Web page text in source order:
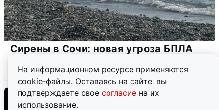
На информационном ресурсе применяются
cookie-файлы. Оставаясь на сайте, вы
подтверждаете свое согласие на их
использование.
Сирены в Сочи: новая угроза БПЛА
6 августа 0